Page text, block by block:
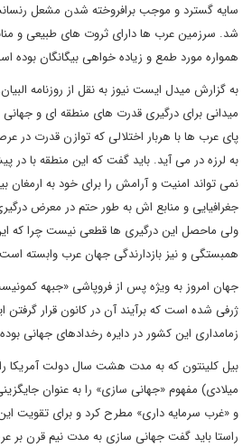
سایه گسترد و موجب برافروخته شدن مشعل
شد. سرزمین عرب ها دارای ثروت های طبیعی و
همواره مورد طمع و زیاده خواهی بیگانگان بوده
به گزارش میدل ایست نیوز به نقل از روزنامه
میدانی برای درگیری قدرت های منطقه ای و جهانی
پای عرب ها با هربار اختلالی که توازن قدرت در
به لرزه در می آید. باید گفت که این منطقه با در
نمی تواند امنیت و آرامش را برای خود به ارمغان
جغرافیایی و منابع اش به طور حتم در معرض
ولی ماحصل این درگیری ها قطعی نیست چرا که
همبستگی و نیز بازدارندگی جهان عرب وابسته
جهان امروز به ویژه پس از فروپاشی «جبهه
ژرفی شده است که برآیند آن در کانون قرار گرفتن
زمامداری این کشور در دایره رخدادهای جهانی
میلادی) مفهوم «جهانی سازی» را به عنوان
و «غرب سرمایه داری» مطرح کرد و برای تقویت
راستا باید گفت جهانی سازی به مدت نیم قرن بر